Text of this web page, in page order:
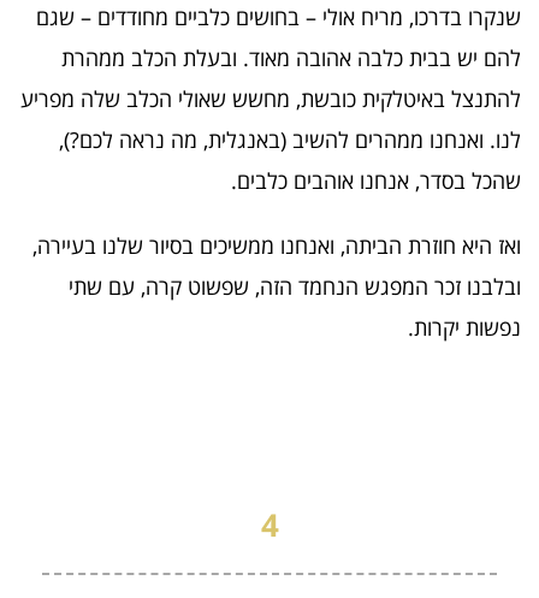
שנקרו בדרכו, מריח אולי – בחושים כלביים מחודדים – שגם
להם יש בבית כלבה אהובה מאוד. ובעלת הכלב ממהרת
להתנצל באיטלקית כובשת, מחשש שאולי הכלב שלה מפריע
לנו. ואנחנו ממהרים להשיב (באנגלית, מה נראה לכם?),
שהכל בסדר, אנחנו אוהבים כלבים.
ואז היא חוזרת הביתה, ואנחנו ממשיכים בסיור שלנו בעיירה,
ובלבנו זכר המפגש הנחמד הזה, שפשוט קרה, עם שתי
נפשות יקרות.
4